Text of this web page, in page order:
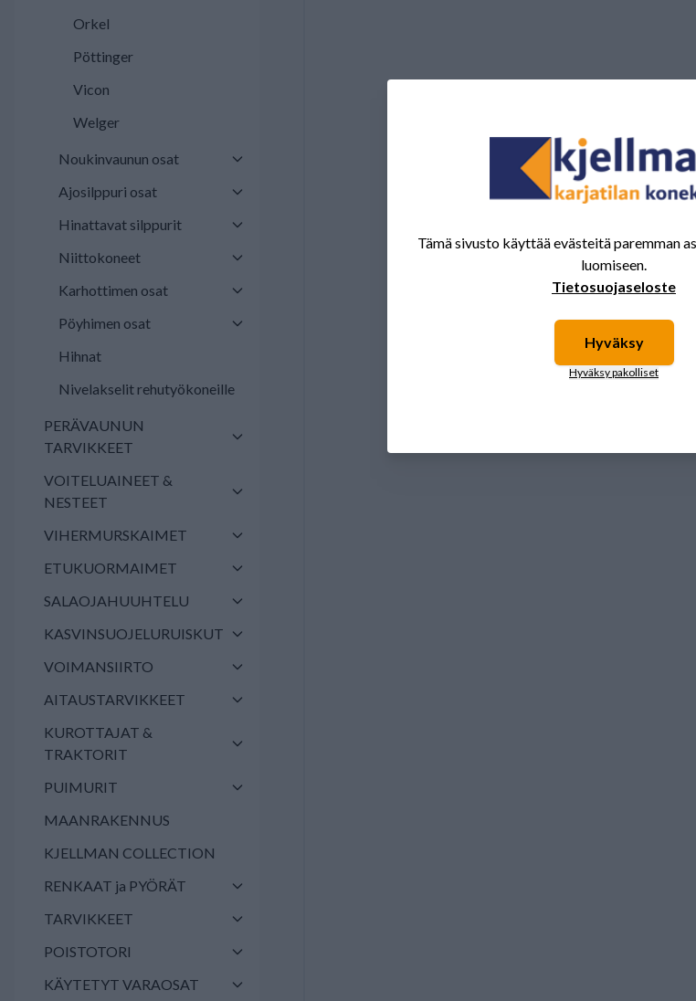
Orkel
Pöttinger
Vicon
Welger
Noukinvaunun osat
Ajosilppuri osat
Hinattavat silppurit
Niittokoneet
Karhottimen osat
Pöyhimen osat
Hihnat
Nivelakselit rehutyökoneille
PERÄVAUNUN
TARVIKKEET
VOITELUAINEET &
NESTEET
VIHERMURSKAIMET
ETUKUORMAIMET
SALAOJAHUUHTELU
KASVINSUOJELURUISKUT
VOIMANSIIRTO
AITAUSTARVIKKEET
KUROTTAJAT &
TRAKTORIT
PUIMURIT
MAANRAKENNUS
KJELLMAN COLLECTION
RENKAAT ja PYÖRÄT
TARVIKKEET
POISTOTORI
KÄYTETYT VARAOSAT
Tämä sivusto käyttää evästeitä paremman
luomiseen.
Tietosuojaseloste
Hyväksy
Hyväksy pakolliset